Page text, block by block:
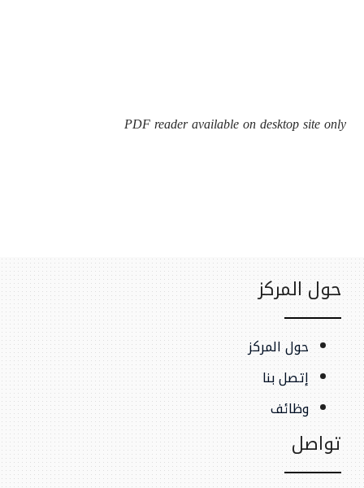
PDF reader available on desktop site only
حول المركز
حول المركز
إتصل بنا
وظائف
تواصل